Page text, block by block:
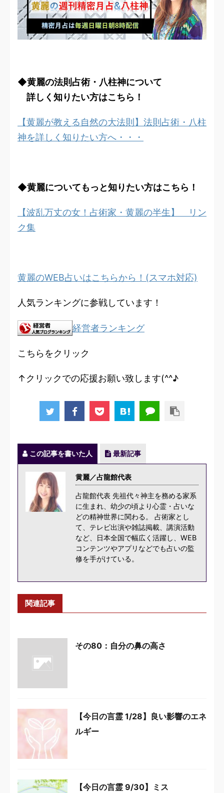
◆黄麗の法則占術・八柱神について
詳しく知りたい方はこちら！
【黄麗が教える自然の大法則】法則占術・八柱
神を詳しく知りたい方へ・・・
◆黄麗についてもっと知りたい方はこちら！
【波乱万丈の女！占術家・黄麗の半生】 リン
ク集
黄麗のWEB占いはこちらから！(スマホ対応)
人気ランキングに参戦しています！
経営者ランキング
こちらをクリック
↑クリックでの応援お願い致します(^^♪
この記事を書いた人 最新記事
黄麗／占龍館代表
占龍館代表 先祖代々神主を務める家系
に生まれ、幼少の頃より心霊・占いな
どの精神世界に関わる。 占術家とし
て、テレビ出演や雑誌掲載、講演活動
など、日本全国で幅広く活躍し、WEB
コンテンツやアプリなどでも占いの監
修を手がけている。
関連記事
その80：自分の鼻の高さ
【今日の言霊 1/28】良い影響のエネ
ルギー
【今日の言霊 9/30】ミス